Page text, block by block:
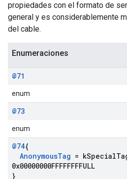
propiedades con el formato de
general y es considerablemente
del cable.
Enumeraciones
@71
enum
@73
enum
@74{
AnonymousTag = kSpecial
0x00000000FFFFFFFFULL
}